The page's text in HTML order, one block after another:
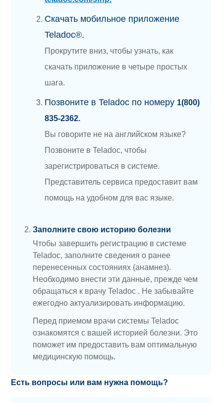
Скачать мобильное приложение
Teladoc®.
Прокрутите вниз, чтобы узнать, как
скачать приложение в четыре простых
шага.
Позвоните в Teladoc по номеру 1(800)
835-2362.
Вы говорите не на английском языке?
Позвоните в Teladoc, чтобы
зарегистрироваться в системе.
Представитель сервиса предоставит вам
помощь на удобном для вас языке.
Заполните свою историю болезни
Чтобы завершить регистрацию в системе
Teladoc, заполните сведения о ранее
перенесенных состояниях (анамнез).
Необходимо внести эти данные, прежде чем
обращаться к врачу Teladoc . Не забывайте
ежегодно актуализировать информацию.
Перед приемом врачи системы Teladoc
ознакомятся с вашей историей болезни. Это
поможет им предоставить вам оптимальную
медицинскую помощь.
Есть вопросы или вам нужна помощь?